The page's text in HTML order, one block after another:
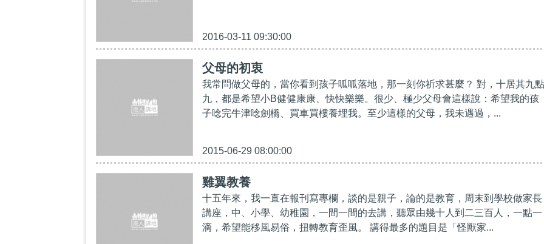
2016-03-11 09:30:00
父母的初衷
我常問做父母的，當你看到孩子呱呱落地，那一刻你祈求甚麼？ 對，十居其九點
九，都是希望小B健健康康、快快樂樂。很少、極少父母會這樣說：希望我的孩
子唸完牛津唸劍橋、買車買樓養埋我。至少這樣的父母，我未遇過，...
2015-06-29 08:00:00
雞翼教養
十五年來，我一直在報刊寫專欄，談的是親子，論的是教育，周末到學校做家長
講座，中、小學、幼稚園，一間一間的去講，聽眾由幾十人到二三百人，一點一
滴，希望能移風易俗，扭轉教育歪風。 講得最多的題目是「怪獸家...